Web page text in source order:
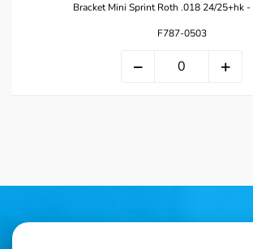
Bracket Mini Sprint Roth .018 24/25+hk
F787-0503